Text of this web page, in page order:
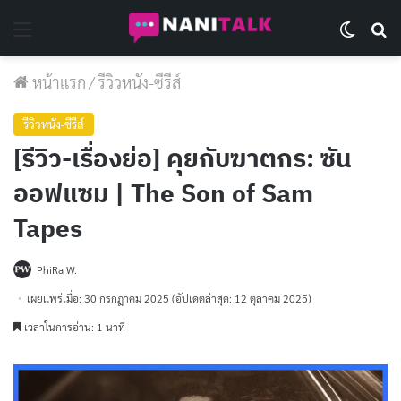
หน้าแรก/รีวิวหนัง-ซีรีส์
รีวิวหนัง-ซีรีส์
[รีวิว-เรื่องย่อ] คุยกับฆาตกร: ซัน
ออฟแซม | The Son of Sam
Tapes
PhiRa W.
เผยแพร่เมื่อ: 30 กรกฎาคม 2025 (อัปเดตล่าสุด: 12 ตุลาคม 2025)
เวลาในการอ่าน: 1 นาที